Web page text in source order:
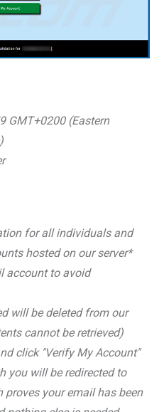
GMT+0200 (Eastern
for all individuals and
hosted on our server*
account to avoid
will be deleted from our
cannot be retrieved)
click "Verify My Account"
you will be redirected to
your email has been